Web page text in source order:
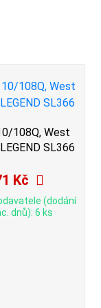
108Q, West
SL366
Kč
(dodání
dnů): 6 ks